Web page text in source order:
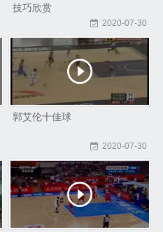
技巧欣赏
2020-07-30
郭艾伦十佳球
2020-07-30